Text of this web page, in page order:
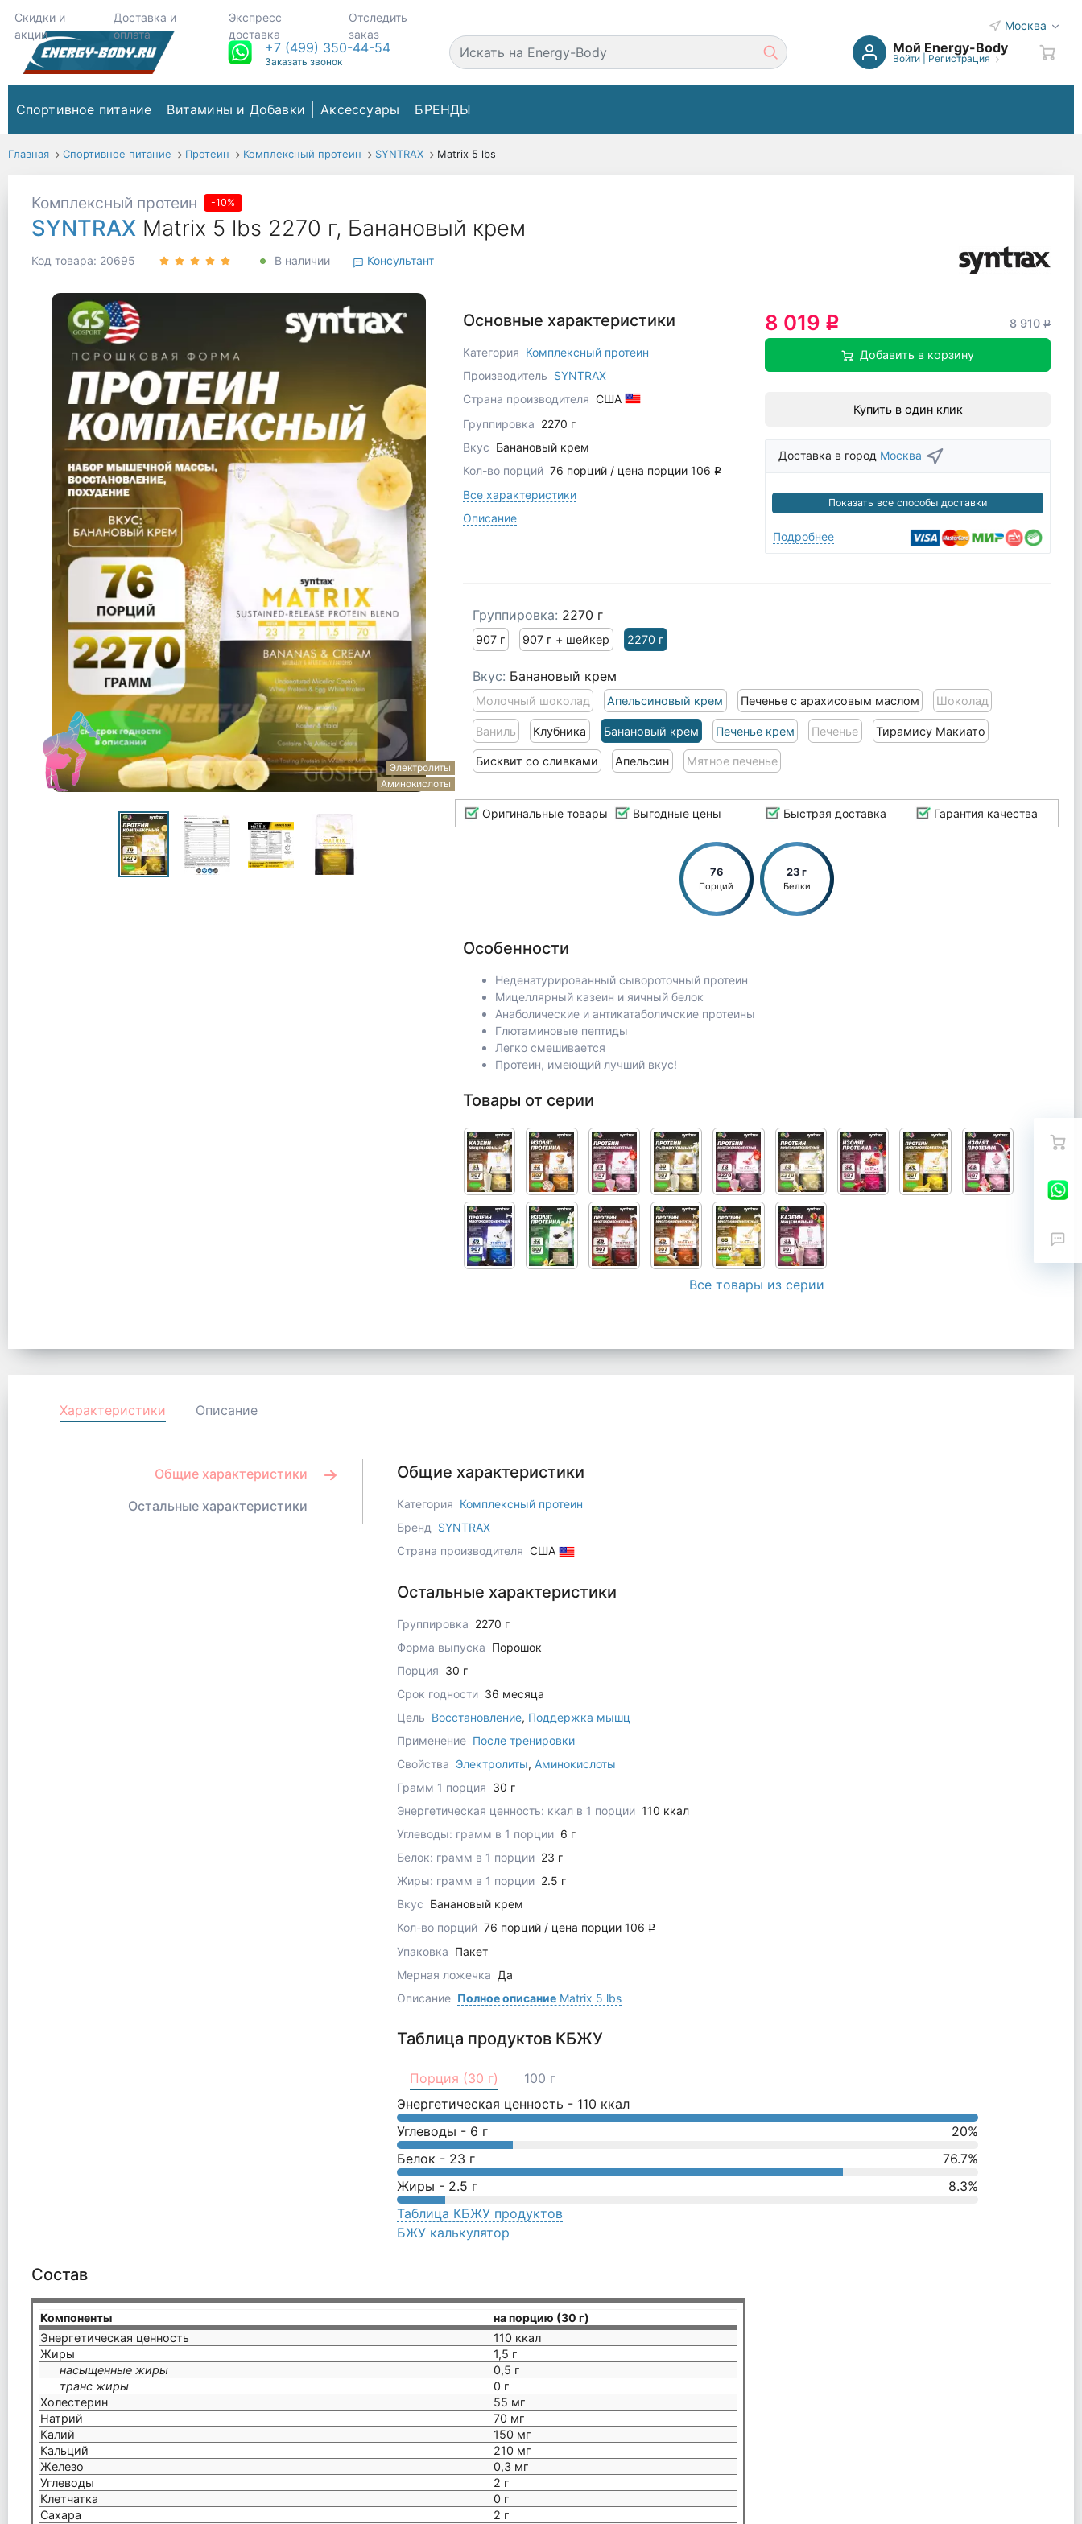
Скидки и
акции
Доставка и
оплата
Экспресс
доставка
Отследить
заказ
Москва
+7 (499) 350-44-54
Заказать звонок
Мой Energy-Body
Войти| Регистрация
Спортивное питание Витамины и Добавки Аксессуары БРЕНДЫ
Главная Спортивное питание Протеин Комплексный протеин SYNTRAX Matrix 5 lbs
Комплексный протеин -10%
SYNTRAX Matrix 5 lbs 2270 г, Банановый крем
Код товара: 20695 В наличии Консультант
Электролиты
Аминокислоты
Основные характеристики
Категория Комплексный протеин
Производитель SYNTRAX
Страна производителя США
Группировка 2270 г
Вкус Банановый крем
Кол-во порций 76 порций / цена порции 106 q
Все характеристики
Описание
8 019 q 8 910q
Добавить в корзину
Купить в один клик
Доставка в город Москва
Показать все способы доставки
Подробнее
Группировка: 2270 г
907 г 907 г + шейкер 2270 г
Вкус: Банановый крем
Молочный шоколад Апельсиновый крем Печенье с арахисовым маслом Шоколад
Ваниль Клубника Банановый крем Печенье крем Печенье Тирамису Макиато
Бисквит со сливками Апельсин Мятное печенье
Оригинальные товары Выгодные цены Быстрая доставка Гарантия качества
76
Порций
23 г
Белки
Особенности
Неденатурированный сывороточный протеин
Мицеллярный казеин и яичный белок
Анаболические и антикатаболичские протеины
Глютаминовые пептиды
Легко смешивается
Протеин, имеющий лучший вкус!
Товары от серии
Все товары из серии
Характеристики Описание
Общие характеристики
Остальные характеристики
Общие характеристики
Категория Комплексный протеин
Бренд
SYNTRAX
Страна производителя США
Остальные характеристики
Группировка 2270 г
Форма выпуска Порошок
Порция 30 г
Срок годности 36 месяца
Цель Восстановление, Поддержка мышц
Применение После тренировки
Свойства Электролиты, Аминокислоты
Грамм 1 порция 30 г
Энергетическая ценность: ккал в 1 порции 110 ккал
Углеводы: грамм в 1 порции 6 г
Белок: грамм в 1 порции 23 г
Жиры: грамм в 1 порции 2.5 г
Вкус Банановый крем
Кол-во порций 76 порций / цена порции 106 q
Упаковка Пакет
Мерная ложечка Да
Описание Полное описаниеMatrix 5 lbs
Таблица продуктов КБЖУ
Порция (30 г)
100 г
Энергетическая ценность - 110 ккал
Углеводы - 6 г 20%
Белок - 23 г 76.7%
Жиры - 2.5 г 8.3%
Таблица КБЖУ продуктов
БЖУ калькулятор
Состав
Компоненты
на порцию (30 г)
Энергетическая ценность
110 ккал
Жиры
1,5 г
насыщенные жиры
0,5 г
транс жиры
0 г
Холестерин
55 мг
Натрий
70 мг
Калий
150 мг
Кальций
210 мг
Железо
0,3 мг
Углеводы
2 г
Клетчатка
0 г
Сахара
2 г